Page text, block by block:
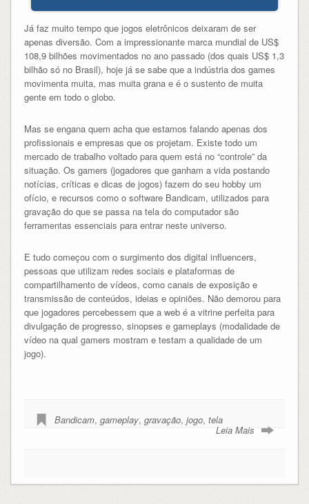
Já faz muito tempo que jogos eletrônicos deixaram de ser
apenas diversão. Com a impressionante marca mundial de US$
108,9 bilhões movimentados no ano passado (dos quais US$ 1,3
bilhão só no Brasil), hoje já se sabe que a indústria dos games
movimenta muita, mas muita grana e é o sustento de muita
gente em todo o globo.
Mas se engana quem acha que estamos falando apenas dos
profissionais e empresas que os projetam. Existe todo um
mercado de trabalho voltado para quem está no “controle” da
situação. Os gamers (jogadores que ganham a vida postando
notícias, críticas e dicas de jogos) fazem do seu hobby um
ofício, e recursos como o software Bandicam, utilizados para
gravação do que se passa na tela do computador são
ferramentas essenciais para entrar neste universo.
E tudo começou com o surgimento dos digital influencers,
pessoas que utilizam redes sociais e plataformas de
compartilhamento de vídeos, como canais de exposição e
transmissão de conteúdos, ideias e opiniões. Não demorou para
que jogadores percebessem que a web é a vitrine perfeita para
divulgação de progresso, sinopses e gameplays (modalidade de
vídeo na qual gamers mostram e testam a qualidade de um
jogo).
Bandicam, gameplay, gravação, jogo, tela
Leia Mais